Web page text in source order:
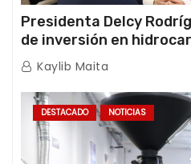
Presidenta Delcy
de inversión en
Africana de Energía
Kaylib Maita
DESTACADO NOTICIAS